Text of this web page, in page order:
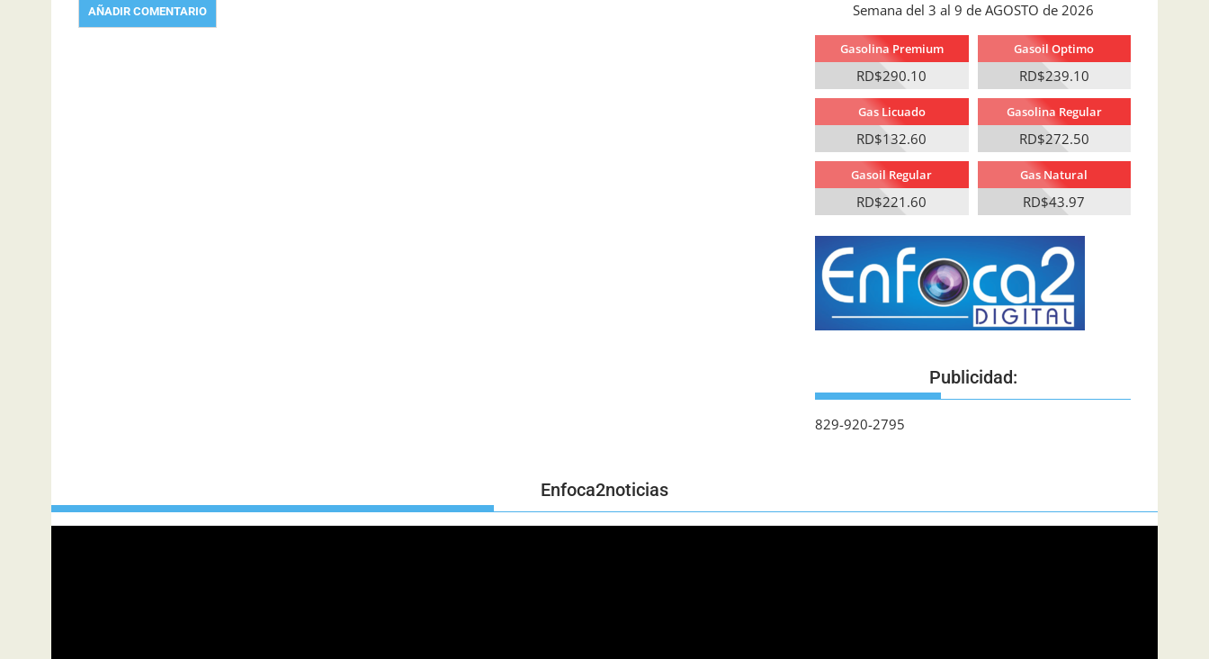
Semana del 3 al 9 de AGOSTO de 2026
Gasolina Premium
RD$290.10
Gasoil Optimo
RD$239.10
Gas Licuado
RD$132.60
Gasolina Regular
RD$272.50
Gasoil Regular
RD$221.60
Gas Natural
RD$43.97
Publicidad:
829-920-2795
Enfoca2noticias